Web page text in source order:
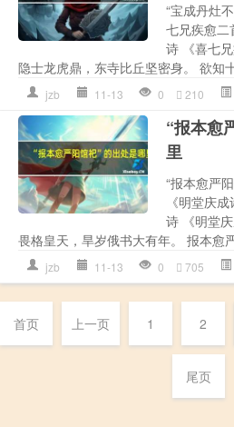
“宝成丹灶
七兄疾愈二
诗 《喜七
隐士龙虎鼎，东寺比丘坚密身。 欲知
jzb 11-13 0 210
“报本愈
里
“报本愈严
《明堂庆
诗 《明堂
畏格皇天，旱岁俄书大有年。 报本愈
jzb 11-13 0 705
首页 上一页 1 2
尾页